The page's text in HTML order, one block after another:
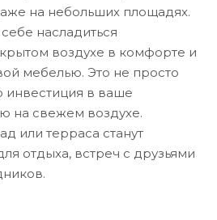
на небольших площадях.
насладиться
воздухе в комфорте и
мебелью. Это не просто
инвестиция в ваше
на свежем воздухе.
или терраса станут
отдыха, встреч с друзьями